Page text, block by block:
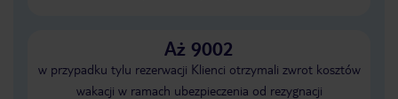
Aż 9002
w przypadku tylu rezerwacji Klienci otrzymali zwrot kosztów
wakacji w ramach ubezpieczenia od rezygnacji